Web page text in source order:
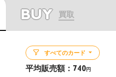
BUY 買取
すべてのカード
平均販売額： 740円